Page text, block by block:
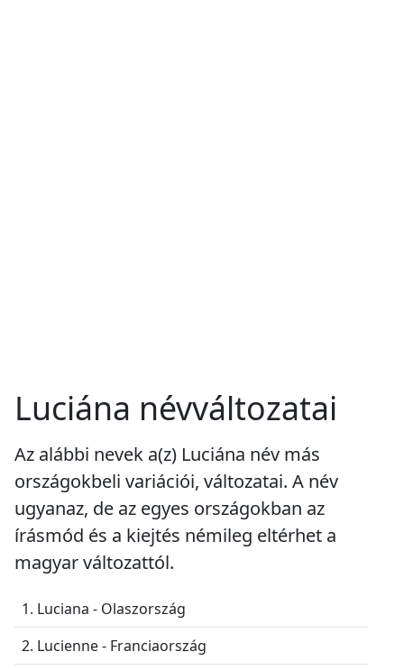
Luciána névváltozatai
Az alábbi nevek a(z) Luciána név más
országokbeli variációi, változatai. A név
ugyanaz, de az egyes országokban az
írásmód és a kiejtés némileg eltérhet a
magyar változattól.
1. Luciana - Olaszország
2. Lucienne - Franciaország